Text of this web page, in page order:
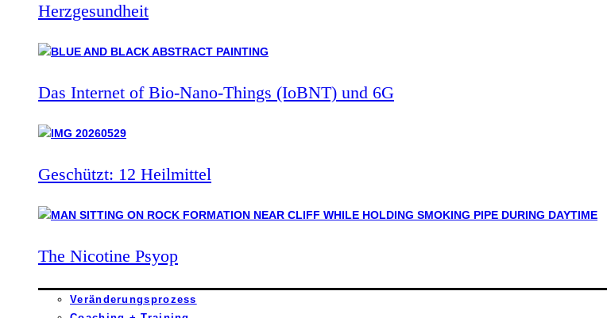
Herzgesundheit
Das Internet of Bio-Nano-Things (IoBNT) und 6G
Geschützt: 12 Heilmittel
The Nicotine Psyop
Veränderungsprozess